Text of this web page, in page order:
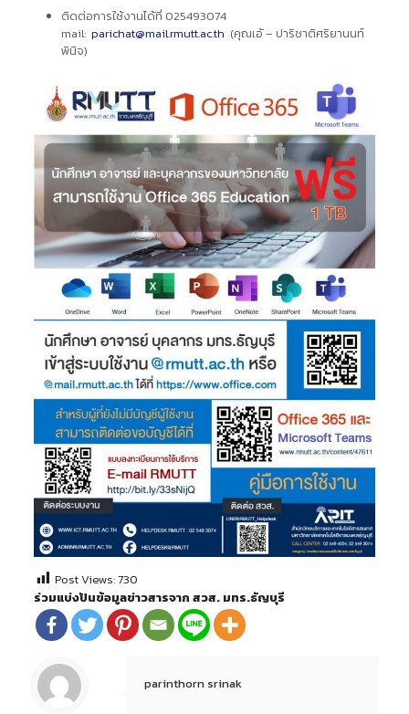
ติดต่อการใช้งานได้ที่ 025493074
mail: parichat@mail.rmutt.ac.th (คุณเอ้ – ปาริชาติศริยานนท์
พินิจ)
Post Views:730
ร่วมแบ่งปันข้อมูลข่าวสารจาก สวส. มทร.ธัญบุรี
parinthorn srinak